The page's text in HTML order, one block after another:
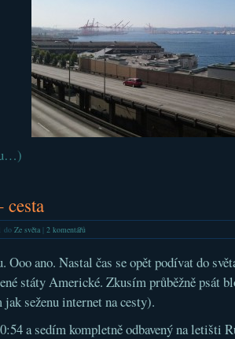
do Ze světa| 2 komentářů
Ooo ano. Nastal čas se opět podívat do
státy Americké. Zkusím průběžně psát
seženu internet na cesty).
a sedím kompletně odbavený na letišti